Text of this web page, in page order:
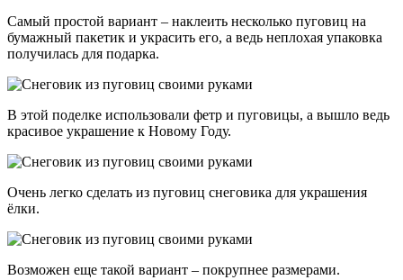
Самый простой вариант – наклеить несколько пуговиц на
бумажный пакетик и украсить его, а ведь неплохая упаковка
получилась для подарка.
В этой поделке использовали фетр и пуговицы, а вышло ведь
красивое украшение к Новому Году.
Очень легко сделать из пуговиц снеговика для украшения
ёлки.
Возможен еще такой вариант – покрупнее размерами.